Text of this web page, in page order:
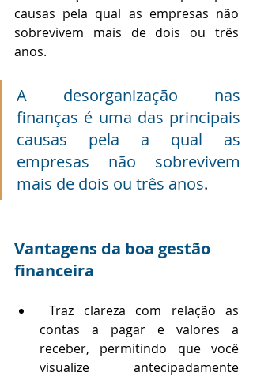
causas pela qual as empresas não
sobrevivem mais de dois ou três
anos.
A desorganização nas
finanças é uma das principais
causas pela a qual as
empresas não sobrevivem
mais de dois ou três anos.
Vantagens da boa gestão
financeira
Traz clareza com relação as
contas a pagar e valores a
receber, permitindo que você
visualize antecipadamente